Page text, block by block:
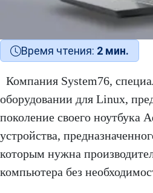
Время чтения: 2 мин.
Компания System76,
оборудовании для Linux,
поколение своего ноутбука
устройства,
которым нужна
компьютера без